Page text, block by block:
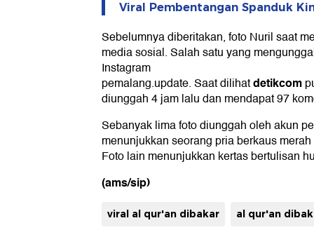
Viral Pembentangan Spanduk
Sebelumnya diberitakan, foto Nuril saat
media sosial. Salah satu yang
Instagram
pemalang.update. Saat dilihatdetikcom
diunggah 4 jam lalu dan mendapat 97
Sebanyak lima foto diunggah oleh akun
menunjukkan seorang pria berkaus
Foto lain menunjukkan kertas bertulisan
(ams/sip)
viral al qur'an dibakar al qur'an